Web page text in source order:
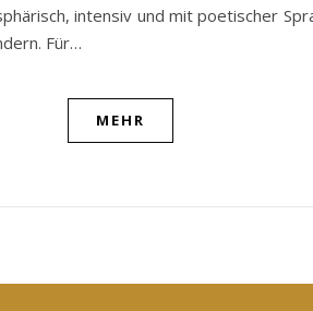
intensiv und mit poetischer
Für…
MEHR